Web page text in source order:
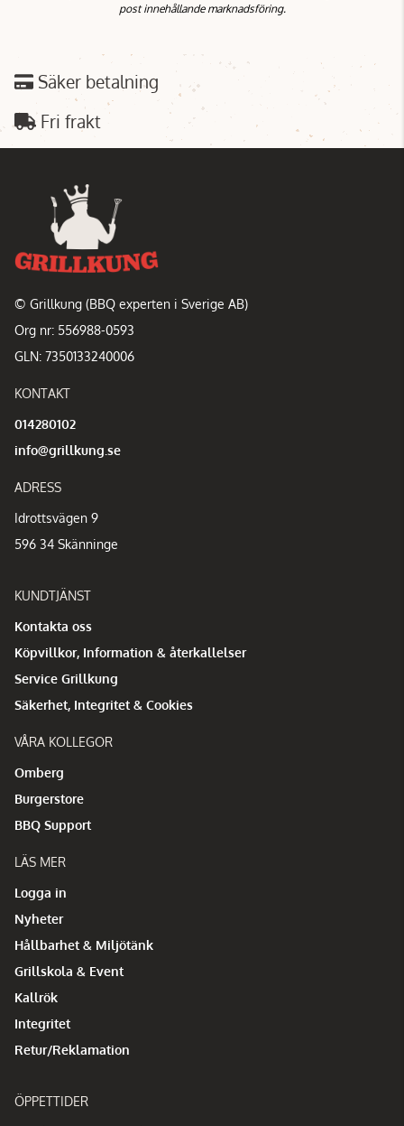
post innehållande marknadsföring.
Säker betalning
Fri frakt
© Grillkung (BBQ experten i Sverige AB)
Org nr: 556988-0593
GLN: 7350133240006
KONTAKT
014280102
info@grillkung.se
ADRESS
Idrottsvägen 9
596 34 Skänninge
KUNDTJÄNST
Kontakta oss
Köpvillkor, Information & återkallelser
Service Grillkung
Säkerhet, Integritet & Cookies
VÅRA KOLLEGOR
Omberg
Burgerstore
BBQ Support
LÄS MER
Logga in
Nyheter
Hållbarhet & Miljötänk
Grillskola & Event
Kallrök
Integritet
Retur/Reklamation
ÖPPETTIDER